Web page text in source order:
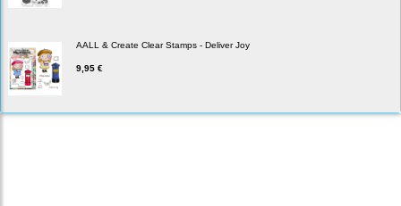
AALL & Create Clear Stamps - Deliver Joy
9,95 €